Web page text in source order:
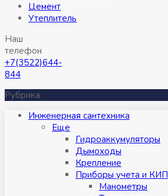
Цемент
Утеплитель
Наш
телефон
+7(3522)644-
844
Рубрика
Инженерная сантехника
Eще
Гидроаккумуляторы
Дымоходы
Крепление
Приборы учета и КИП
Манометры